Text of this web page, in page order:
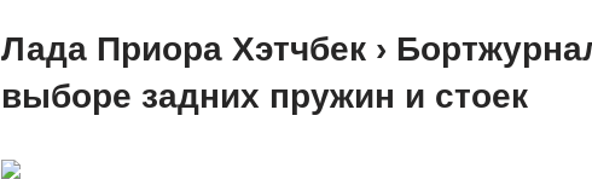
Лада Приора Хэтчбек ›
выборе задних пружин и стоек